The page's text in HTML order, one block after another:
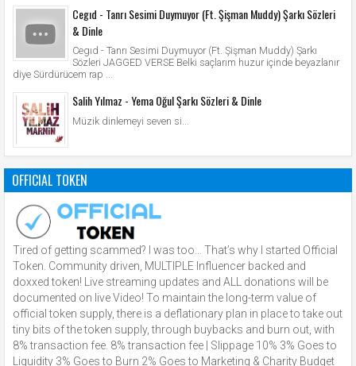
Cegıd - Tanrı Sesimi Duymuyor (Ft. Şişman Muddy) Şarkı Sözleri
& Dinle
Cegıd - Tanrı Sesimi Duymuyor (Ft. Şişman Muddy) Şarkı
Sözleri JAGGED VERSE Belki saçlarım huzur içinde beyazlanır
diye Sürdürücem rap ...
Salih Yılmaz - Yema Oğul Şarkı Sözleri & Dinle
Müzik dinlemeyi seven si...
OFFICIAL TOKEN
Tired of getting scammed? I was too… That’s why I started Official
Token. Community driven, MULTIPLE Influencer backed and
doxxed token! Live streaming updates and ALL donations will be
documented on live Video! To maintain the long-term value of
official token supply, there is a deflationary plan in place to take out
tiny bits of the token supply, through buybacks and burn out, with
8% transaction fee. 8% transaction fee | Slippage 10% 3% Goes to
Liquidity 3% Goes to Burn 2% Goes to Marketing & Charity Budget